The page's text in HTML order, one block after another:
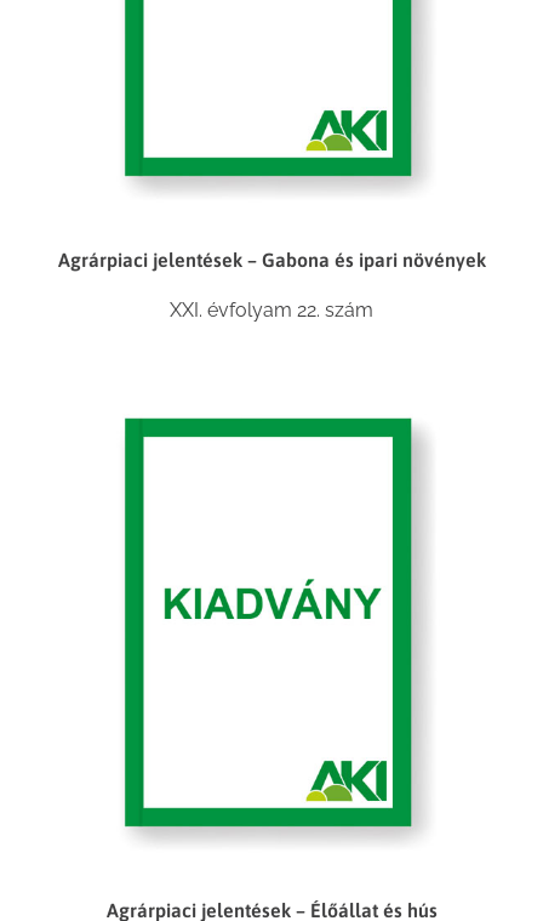
Agrárpiaci jelentések – Gabona és ipari növények
XXI. évfolyam 22. szám
Agrárpiaci jelentések – Élőállat és hús